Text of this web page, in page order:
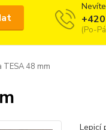
(Po-
TESA 48 mm
Lepicí